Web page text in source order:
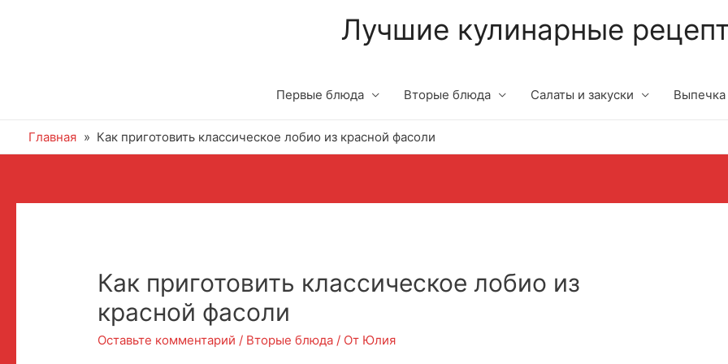
Лучшие кулинарные
Первые блюда Вторые блюда Салаты и закуски Выпечка
Главная Как приготовить классическое лобио из красной фасоли
Как приготовить классическое лобио из
красной фасоли
Оставьте комментарий / Вторые блюда / От Юлия